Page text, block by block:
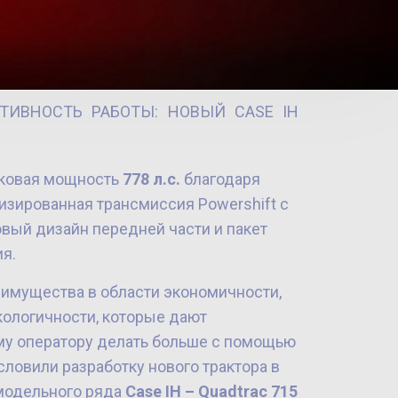
РАБОТЫ: НОВЫЙ CASE IH
мощность 778 л.с. благодаря
трансмиссия Powershift с
дизайн передней части и пакет
в области экономичности,
которые дают
оператору делать больше с помощью
разработку нового трактора в
ряда Case IH – Quadtrac 715